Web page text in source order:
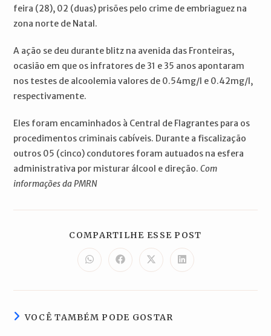
feira (28), 02 (duas) prisões pelo crime de embriaguez na
zona norte de Natal.
A ação se deu durante blitz na avenida das Fronteiras,
ocasião em que os infratores de 31 e 35 anos apontaram
nos testes de alcoolemia valores de 0.54mg/l e 0.42mg/l,
respectivamente.
Eles foram encaminhados à Central de Flagrantes para os
procedimentos criminais cabíveis. Durante a fiscalização
outros 05 (cinco) condutores foram autuados na esfera
administrativa por misturar álcool e direção.Com
informações da PMRN
COMPARTILHE ESSE POST
Abre
em
nova
Abre
em
nova
Abre
em
nova
Abre
em
nova
VOCÊ TAMBÉM PODE GOSTAR